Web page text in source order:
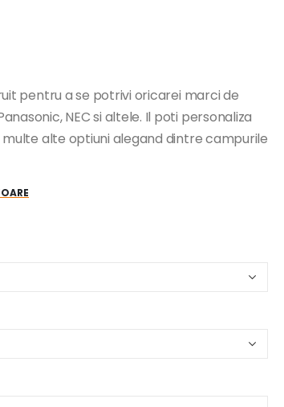
pentru a se potrivi oricarei marci de
NEC si altele. Il poti personaliza
alte optiuni alegand dintre campurile